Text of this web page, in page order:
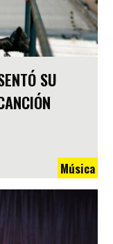
SU
Música